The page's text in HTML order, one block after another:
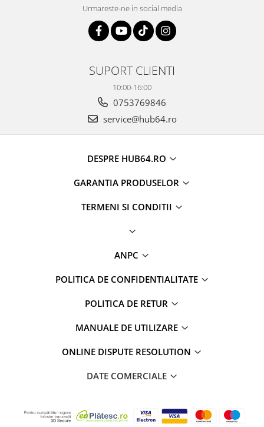
Urmareste-ne in social media
SUPORT CLIENTI
10:00-16:00
0753769846
service@hub64.ro
DESPRE HUB64.RO
GARANTIA PRODUSELOR
TERMENI SI CONDITII
ANPC
POLITICA DE CONFIDENTIALITATE
POLITICA DE RETUR
MANUALE DE UTILIZARE
ONLINE DISPUTE RESOLUTION
DATE COMERCIALE